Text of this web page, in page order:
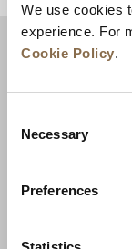
We use cookies
experience. For
Cookie Policy.
Selection
Necessary
Preferences